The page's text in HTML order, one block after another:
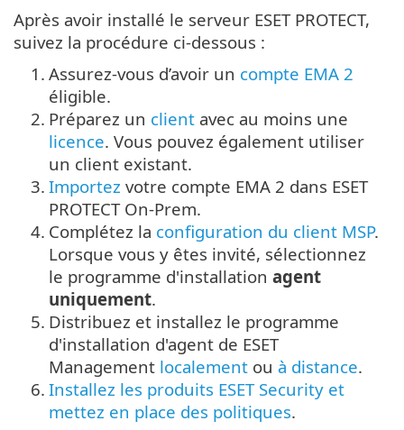
Après avoir installé le serveur ESET PROTECT,
suivez la procédure ci-dessous :
1. Assurez-vous d’avoir un compte EMA 2
éligible.
2. Préparez un client avec au moins une
licence. Vous pouvez également utiliser
un client existant.
3. Importez votre compte EMA 2 dans ESET
PROTECT On-Prem.
4. Complétez la configuration du client MSP.
Lorsque vous y êtes invité, sélectionnez
le programme d'installation agent
uniquement.
5. Distribuez et installez le programme
d'installation d'agent de ESET
Management localement ou à distance.
6. Installez les produits ESET Security et
mettez en place des politiques.